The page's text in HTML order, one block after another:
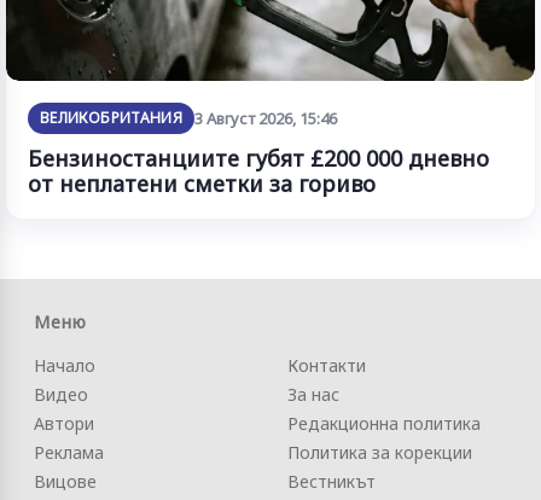
ВЕЛИКОБРИТАНИЯ 3 Август 2026, 15:46
Бензиностанциите губят £200 000 дневно
от неплатени сметки за гориво
Меню
Начало
Видео
Автори
Реклама
Вицове
Контакти
За нас
Редакционна политика
Политика за корекции
Вестникът